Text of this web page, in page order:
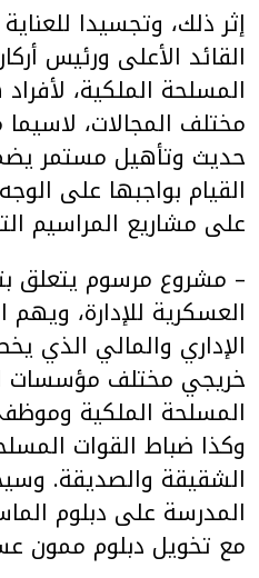
إثر ذلك، وتجسيدا
القائد الأعلى ورئيس
المسلحة الملكية،
مختلف المجالات،
حديث وتأهيل مستمر
القيام بواجبها على
على مشاريع المراسيم
– مشروع مرسوم يتعلق
العسكرية للإدارة،
الإداري والمالي الذي
خريجي مختلف مؤسسات
المسلحة الملكية
وكذا ضباط القوات
الشقيقة والصديقة.
المدرسة على دبلوم
مع تخويل دبلوم ممون